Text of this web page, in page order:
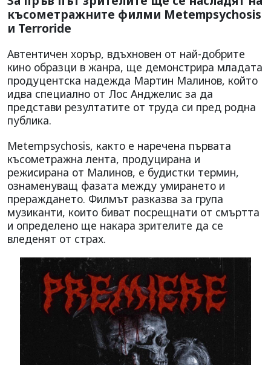
късометражните филми Metempsychosis
и Terroride
Автентичен хорър, вдъхновен от най-добрите
кино образци в жанра, ще демонстрира младата
продуцентска надежда Мартин Малинов, който
идва специално от Лос Анджелис за да
представи резултатите от труда си пред родна
публика.
Metempsychosis, както е наречена първата
късометражна лента, продуцирана и
режисирана от Малинов, е будистки термин,
ознаменуващ фазата между умирането и
прераждането. Филмът разказва за група
музиканти, които биват посрещнати от смъртта
и определено ще накара зрителите да се
вледенят от страх.